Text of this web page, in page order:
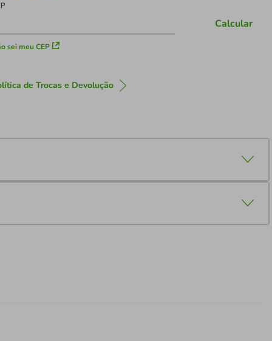
sei meu CEP
Calcular
de Trocas e Devolução